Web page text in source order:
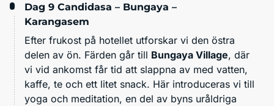
Dag 9 Candidasa – Bungaya –
Karangasem
Efter frukost på hotellet utforskar vi den östra
delen av ön. Färden går till Bungaya Village, där
vi vid ankomst får tid att slappna av med vatten,
kaffe, te och ett litet snack. Här introduceras vi till
yoga och meditation, en del av byns uråldriga